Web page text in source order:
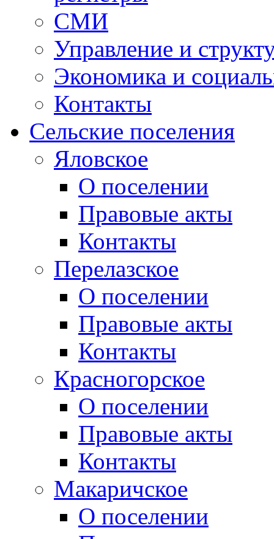
СМИ
Управление и
Экономика и
Контакты
Сельские поселения
Яловское
О поселении
Правовые акты
Контакты
Перелазское
О поселении
Правовые акты
Контакты
Красногорское
О поселении
Правовые акты
Контакты
Макаричское
О поселении